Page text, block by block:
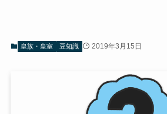
皇族・皇室 豆知識 2019年3月15日